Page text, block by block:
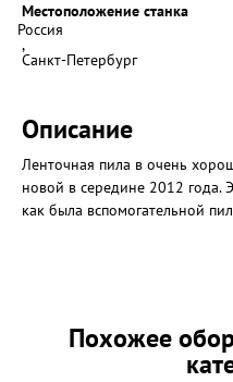
Местоположение станка
Россия
,
Санкт-Петербург
Описание
Ленточная пила в очень
новой в середине 2012 года.
как была вспомогательной
Похожее